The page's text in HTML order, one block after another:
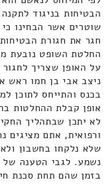
שוטרים אשר הבחינו
חגר את חגורת
החלטת השופט נובעת
על האופן שצריך
ניצב אבי בן חמו ראש
בכנס והתייחס לתוכן
אופן קבלת ההחלטות
לא יתכן שבתהליך
ורפואית, אתם מציגים
שלא נלקחו בחשבון
נשמע. לגבי הטענה של
בזמן שהם תחת סכנת